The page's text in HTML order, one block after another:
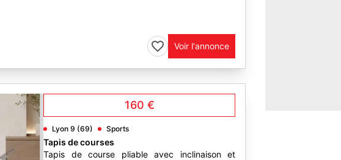
Voir l'annonce
160 €
Lyon 9 (69) Sports
Tapis de courses
Tapis de course pliable avec inclinaison et